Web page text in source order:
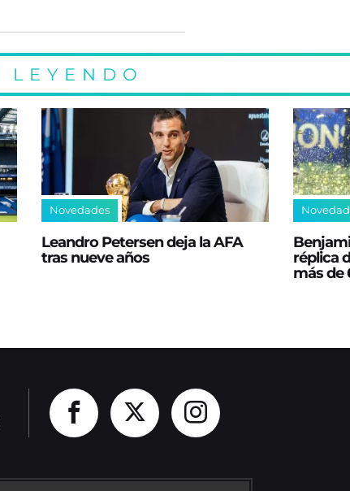
LEYENDO
Novedades
Leandro Petersen deja la AFA
tras nueve años
réplica
más de